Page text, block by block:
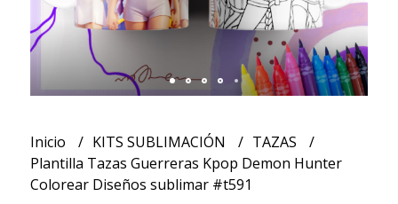
Inicio KITS SUBLIMACIÓN
TAZAS
Plantilla Tazas Guerreras Kpop Demon Hunter
Colorear Diseños sublimar #t591